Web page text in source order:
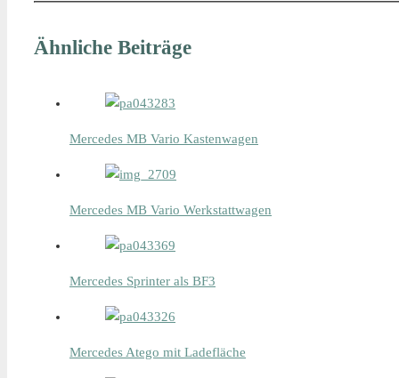
Ähnliche Beiträge
Mercedes MB Vario Kastenwagen
Mercedes MB Vario Werkstattwagen
Mercedes Sprinter als BF3
Mercedes Atego mit Ladefläche